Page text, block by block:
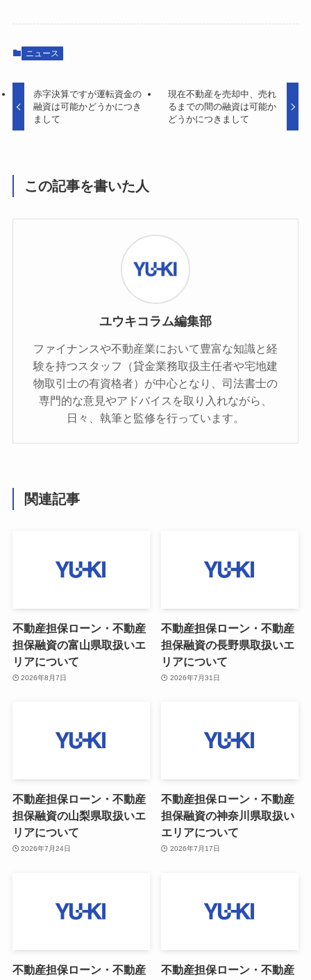
ニュース
赤字決算ですが運転資金の
融資は可能かどうかにつき
まして
現在不動産を売却中、売れ
るまでの間の融資は可能か
どうかにつきまして
この記事を書いた人
ユウキコラム編集部
ファイナンスや不動産業において豊富な知識と経
験を持つスタッフ（貸金業務取扱主任者や宅地建
物取引士の有資格者）が中心となり、司法書士の
専門的な意見やアドバイスを取り入れながら、
日々、執筆と監修を行っています。
関連記事
不動産担保ローン・不動産
担保融資の富山県取扱いエ
リアについて
2026年8月7日
不動産担保ローン・不動産
担保融資の長野県取扱いエ
リアについて
2026年7月31日
不動産担保ローン・不動産
担保融資の山梨県取扱いエ
リアについて
2026年7月24日
不動産担保ローン・不動産
担保融資の神奈川県取扱い
エリアについて
2026年7月17日
不動産担保ローン・不動産 不動産担保ローン・不動産